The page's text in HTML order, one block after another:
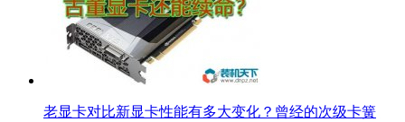
老显卡对比新显卡性能有多大变化？曾经的次级卡簧